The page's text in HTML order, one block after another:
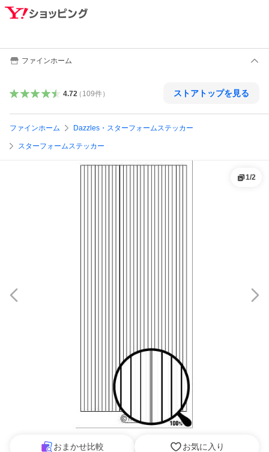
ファインホーム
4.72（ 109件） ストアトップを見る
ファインホーム Dazzles・スターフォームステッカー
スターフォームステッカー
1/2
おまかせ比較 お気に入り